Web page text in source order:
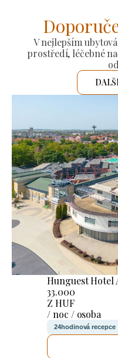
V nejlepším
prostředí, léčebné
Hunguest Hotel
33.000
Z HUF
/ noc / osoba
24hodinová recepce